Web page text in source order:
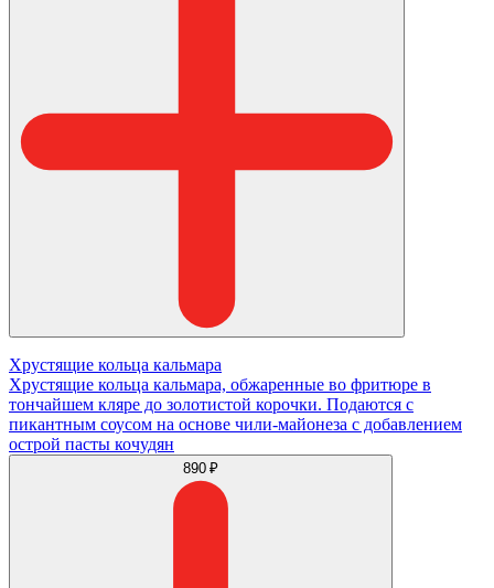
Хрустящие кольца кальмара
Хрустящие кольца кальмара, обжаренные во фритюре в
тончайшем кляре до золотистой корочки. Подаются с
пикантным соусом на основе чили-майонеза с добавлением
острой пасты кочудян
890 ₽